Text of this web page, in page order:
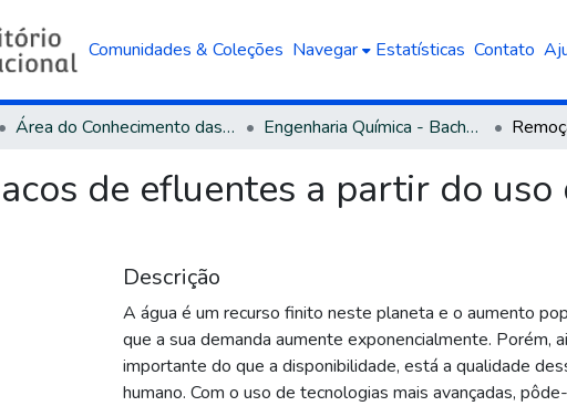
Comunidades & Coleções Navegar Estatísticas Contato
Área do Conhecimento das Engenharias Engenharia Química - Bacharelado
de efluentes a partir do
Descrição
A água é um recurso finito neste planeta e o aumento
que a sua demanda aumente exponencialmente. Porém,
importante do que a disponibilidade, está a qualidade
humano. Com o uso de tecnologias mais avançadas,